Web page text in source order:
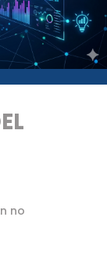
no